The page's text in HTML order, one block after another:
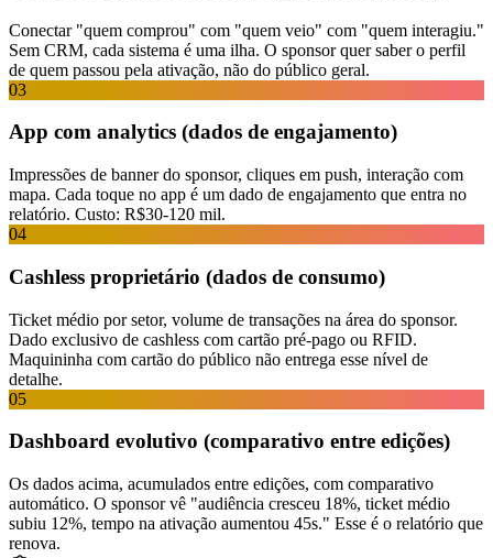
Conectar "quem comprou" com "quem veio" com "quem interagiu."
Sem CRM, cada sistema é uma ilha. O sponsor quer saber o perfil
de quem passou pela ativação, não do público geral.
03
App com analytics (dados de engajamento)
Impressões de banner do sponsor, cliques em push, interação com
mapa. Cada toque no app é um dado de engajamento que entra no
relatório. Custo: R$30-120 mil.
04
Cashless proprietário (dados de consumo)
Ticket médio por setor, volume de transações na área do sponsor.
Dado exclusivo de cashless com cartão pré-pago ou RFID.
Maquininha com cartão do público não entrega esse nível de
detalhe.
05
Dashboard evolutivo (comparativo entre edições)
Os dados acima, acumulados entre edições, com comparativo
automático. O sponsor vê "audiência cresceu 18%, ticket médio
subiu 12%, tempo na ativação aumentou 45s." Esse é o relatório que
renova.